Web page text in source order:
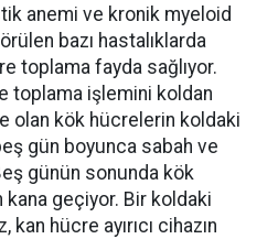
anemi ve kronik myeloid
bazı hastalıklarda
toplama fayda sağlıyor.
toplama işlemini koldan
olan kök hücrelerin koldaki
gün boyunca sabah ve
günün sonunda kök
geçiyor. Bir koldaki
hücre ayırıcı cihazın